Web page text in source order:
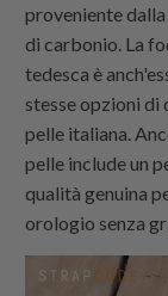
proveniente
di carbonio. La
tedesca è
stesse opzioni di
pelle italiana.
pelle include un
qualità genuina
orologio senza